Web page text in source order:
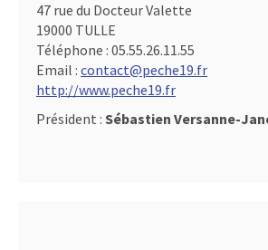
47 rue du Docteur Valette
19000 TULLE
Téléphone : 05.55.26.11.55
Email : contact@peche19.fr
http://www.peche19.fr
Président : Sébastien Versanne-